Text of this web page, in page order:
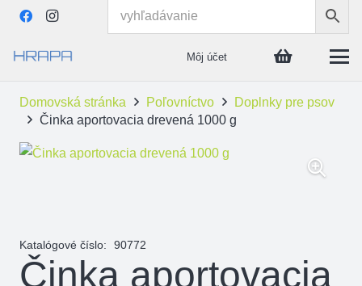
Môj účet
Domovská stránka Poľovníctvo
Doplnky pre psov
Činka aportovacia drevená 1000 g
Katalógové číslo: 90772
Činka aportovacia